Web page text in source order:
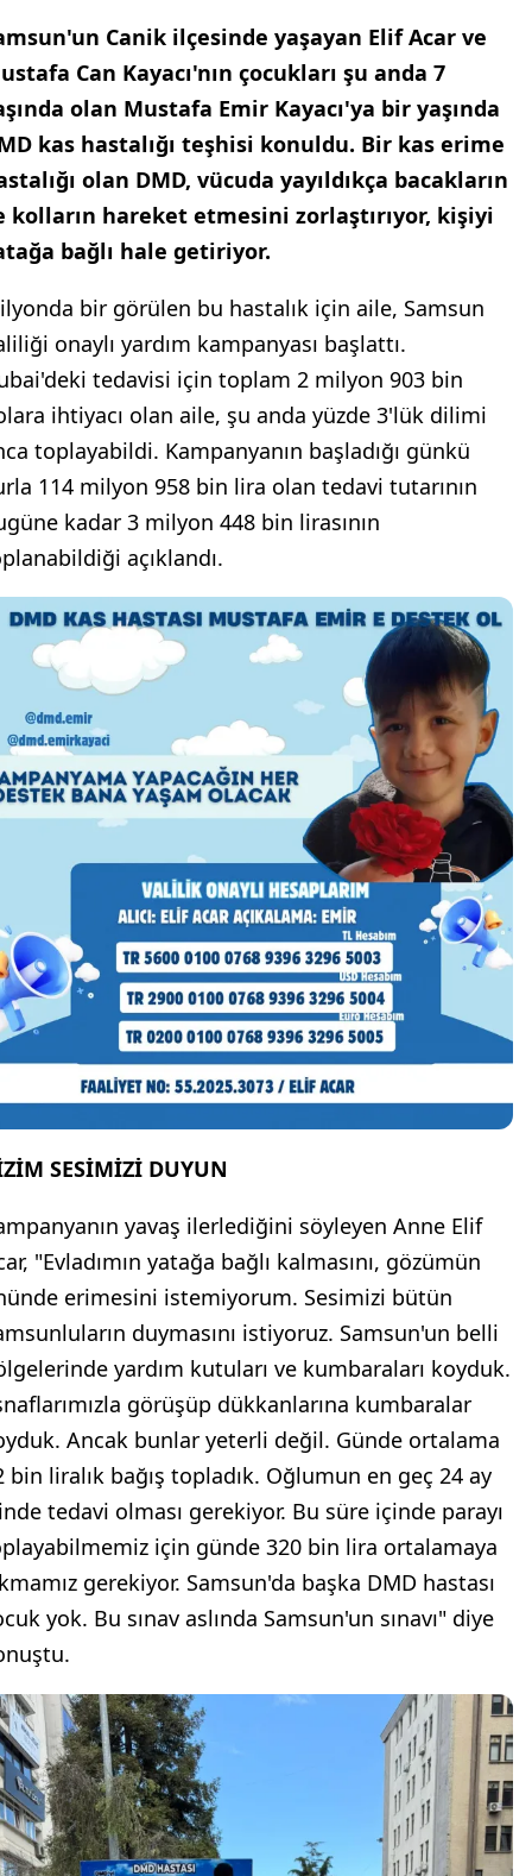
Canik ilçesinde yaşayan Elif Acar ve
Can Kayacı'nın çocukları şu anda 7
olan Mustafa Emir Kayacı'ya bir yaşında
kas hastalığı teşhisi konuldu. Bir kas erime
olan DMD, vücuda yayıldıkça bacakların
kolların hareket etmesini zorlaştırıyor, kişiyi
bağlı hale getiriyor.
bir görülen bu hastalık için aile, Samsun
onaylı yardım kampanyası başlattı.
tedavisi için toplam 2 milyon 903 bin
ihtiyacı olan aile, şu anda yüzde 3'lük dilimi
toplayabildi. Kampanyanın başladığı günkü
114 milyon 958 bin lira olan tedavi tutarının
kadar 3 milyon 448 bin lirasının
açıklandı.
SESİMİZİ DUYUN
yavaş ilerlediğini söyleyen Anne Elif
"Evladımın yatağa bağlı kalmasını, gözümün
erimesini istemiyorum. Sesimizi bütün
duymasını istiyoruz. Samsun'un belli
yardım kutuları ve kumbaraları koyduk.
görüşüp dükkanlarına kumbaralar
Ancak bunlar yeterli değil. Günde ortalama
bin liralık bağış topladık. Oğlumun en geç 24 ay
tedavi olması gerekiyor. Bu süre içinde parayı
için günde 320 bin lira ortalamaya
gerekiyor. Samsun'da başka DMD hastası
yok. Bu sınav aslında Samsun'un sınavı" diye